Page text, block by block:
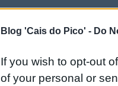
Blog 'Cais do Pico' - Do
If you wish to opt-out
of your personal or